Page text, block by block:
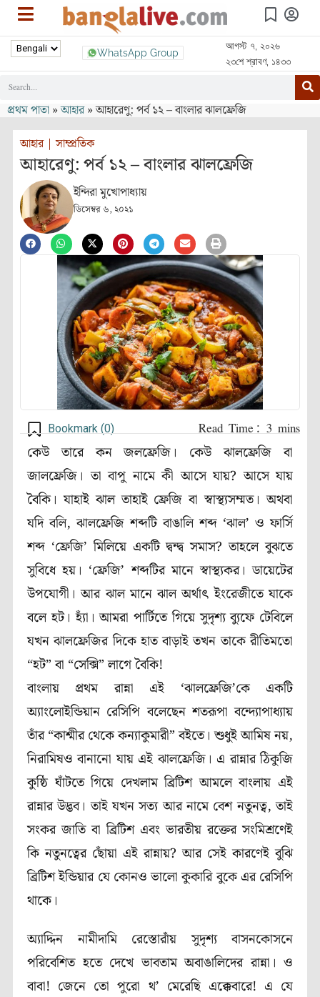
WhatsApp Group
আগস্ট ৭, ২০২৬
২৩শে শ্রাবণ, ১৪৩৩
প্রথম পাতা »আহার»আহারেণু: পর্ব ১২ – বাংলার ঝালফ্রেজি
আহার|সাম্প্রতিক
আহারেণু: পর্ব ১২ – বাংলার ঝালফ্রেজি
ইন্দিরা মুখোপাধ্যায়
ডিসেম্বর ৬, ২০২১
Bookmark (0)
কেউ তারে কন জলফ্রেজি। কেউ ঝালফ্রেজি বা
জালফ্রেজি। তা বাপু নামে কী আসে যায়? আসে যায়
বৈকি। যাহাই ঝাল তাহাই ফ্রেজি বা স্বাস্থ্যসম্মত। অথবা
যদি বলি, ঝালফ্রেজি শব্দটি বাঙালি শব্দ ‘ঝাল’ ও ফার্সি
শব্দ ‘ফ্রেজি’ মিলিয়ে একটি দ্বন্দ্ব সমাস? তাহলে বুঝতে
সুবিধে হয়। ‘ফ্রেজি’ শব্দটির মানে স্বাস্থ্যকর। ডায়েটের
উপযোগী। আর ঝাল মানে ঝাল অর্থাৎ ইংরেজীতে যাকে
বলে হট। হ্যাঁ। আমরা পার্টিতে গিয়ে সুদৃশ্য ব্যুফে টেবিলে
যখন ঝালফ্রেজির দিকে হাত বাড়াই তখন তাকে রীতিমতো
“হট” বা “সেক্সি” লাগে বৈকি!
বাংলায় প্রথম রান্না এই ‘ঝালফ্রেজি’কে একটি
অ্যাংলোইন্ডিয়ান রেসিপি বলেছেন শতরূপা বন্দ্যোপাধ্যায়
তাঁর “কাশ্মীর থেকে কন্যাকুমারী” বইতে। শুধুই আমিষ নয়,
নিরামিষও বানানো যায় এই ঝালফ্রেজি। এ রান্নার ঠিকুজি
কুষ্ঠি ঘাঁটতে গিয়ে দেখলাম ব্রিটিশ আমলে বাংলায় এই
রান্নার উদ্ভব। তাই যখন সত্য আর নামে বেশ নতুনত্ব, তাই
সংকর জাতি বা ব্রিটিশ এবং ভারতীয় রক্তের সংমিশ্রণেই
কি নতুনত্বের ছোঁয়া এই রান্নায়? আর সেই কারণেই বুঝি
ব্রিটিশ ইন্ডিয়ার যে কোনও ভালো কুকারি বুকে এর রেসিপি
থাকে।
অ্যাদ্দিন নামীদামি রেস্তোরাঁয় সুদৃশ্য বাসনকোসনে
পরিবেশিত হতে দেখে ভাবতাম অবাঙালিদের রান্না। ও
বাবা! জেনে তো পুরো থ’ মেরেছি এক্কেবারে! এ যে